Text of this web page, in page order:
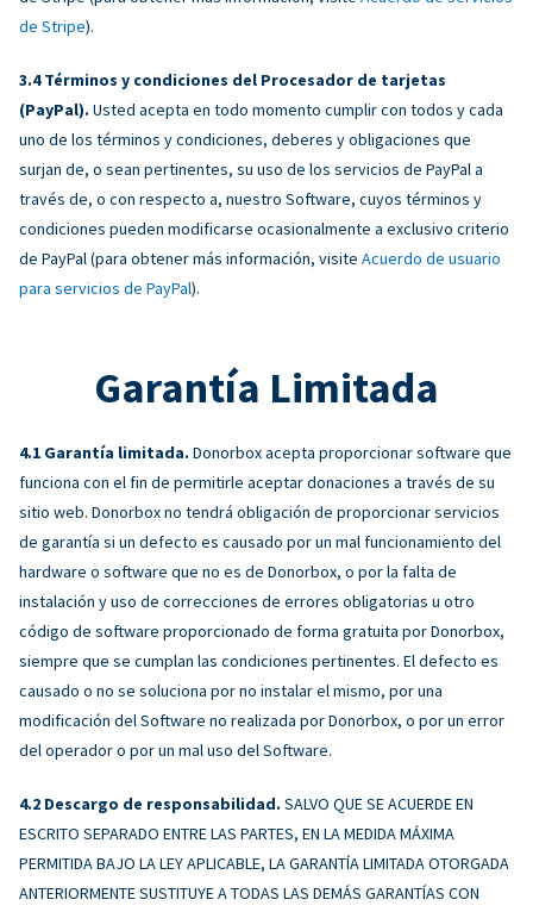
de Stripe).
Términos y condiciones del Procesador de tarjetas
(PayPal). Usted acepta en todo momento cumplir con todos y cada
uno de los términos y condiciones, deberes y obligaciones que
surjan de, o sean pertinentes, su uso de los servicios de PayPal a
través de, o con respecto a, nuestro Software, cuyos términos y
condiciones pueden modificarse ocasionalmente a exclusivo criterio
de PayPal (para obtener más información, visite Acuerdo de usuario
para servicios de PayPal).
Garantía Limitada
Garantía limitada. Donorbox acepta proporcionar software que
funciona con el fin de permitirle aceptar donaciones a través de su
sitio web. Donorbox no tendrá obligación de proporcionar servicios
de garantía si un defecto es causado por un mal funcionamiento del
hardware o software que no es de Donorbox, o por la falta de
instalación y uso de correcciones de errores obligatorias u otro
código de software proporcionado de forma gratuita por Donorbox,
siempre que se cumplan las condiciones pertinentes. El defecto es
causado o no se soluciona por no instalar el mismo, por una
modificación del Software no realizada por Donorbox, o por un error
del operador o por un mal uso del Software.
Descargo de responsabilidad. SALVO QUE SE ACUERDE EN
ESCRITO SEPARADO ENTRE LAS PARTES, EN LA MEDIDA MÁXIMA
PERMITIDA BAJO LA LEY APLICABLE, LA GARANTÍA LIMITADA OTORGADA
ANTERIORMENTE SUSTITUYE A TODAS LAS DEMÁS GARANTÍAS CON